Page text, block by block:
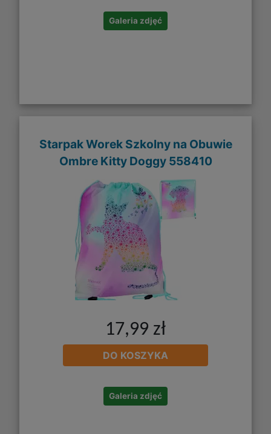
Galeria zdjęć
Starpak Worek Szkolny na Obuwie
Ombre Kitty Doggy 558410
17,99 zł
DO KOSZYKA
Galeria zdjęć